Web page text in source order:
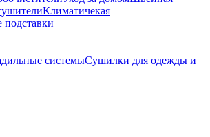
Климатичекая
подставки
системыСушилки для одежды и